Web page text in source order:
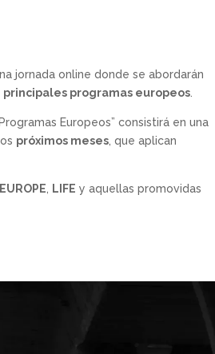
jornada online donde se abordarán
principales programas europeos.
Europeos” consistirá en una
próximos meses, que aplican
, LIFE y aquellas promovidas